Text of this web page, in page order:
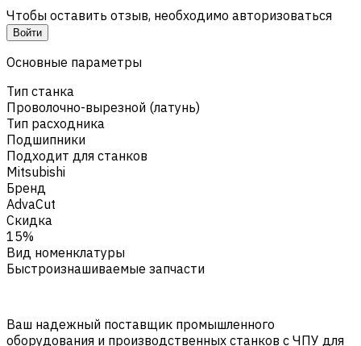
Чтобы оставить отзыв, необходимо авторизоваться
Войти
Основные параметры
Тип станка
Проволочно-вырезной (латунь)
Тип расходника
Подшипники
Подходит для станков
Mitsubishi
Бренд
AdvaCut
Скидка
15%
Вид номенклатуры
Быстроизнашиваемые запчасти
Ваш надежный поставщик промышленного
оборудования и производственных станков с ЧПУ для